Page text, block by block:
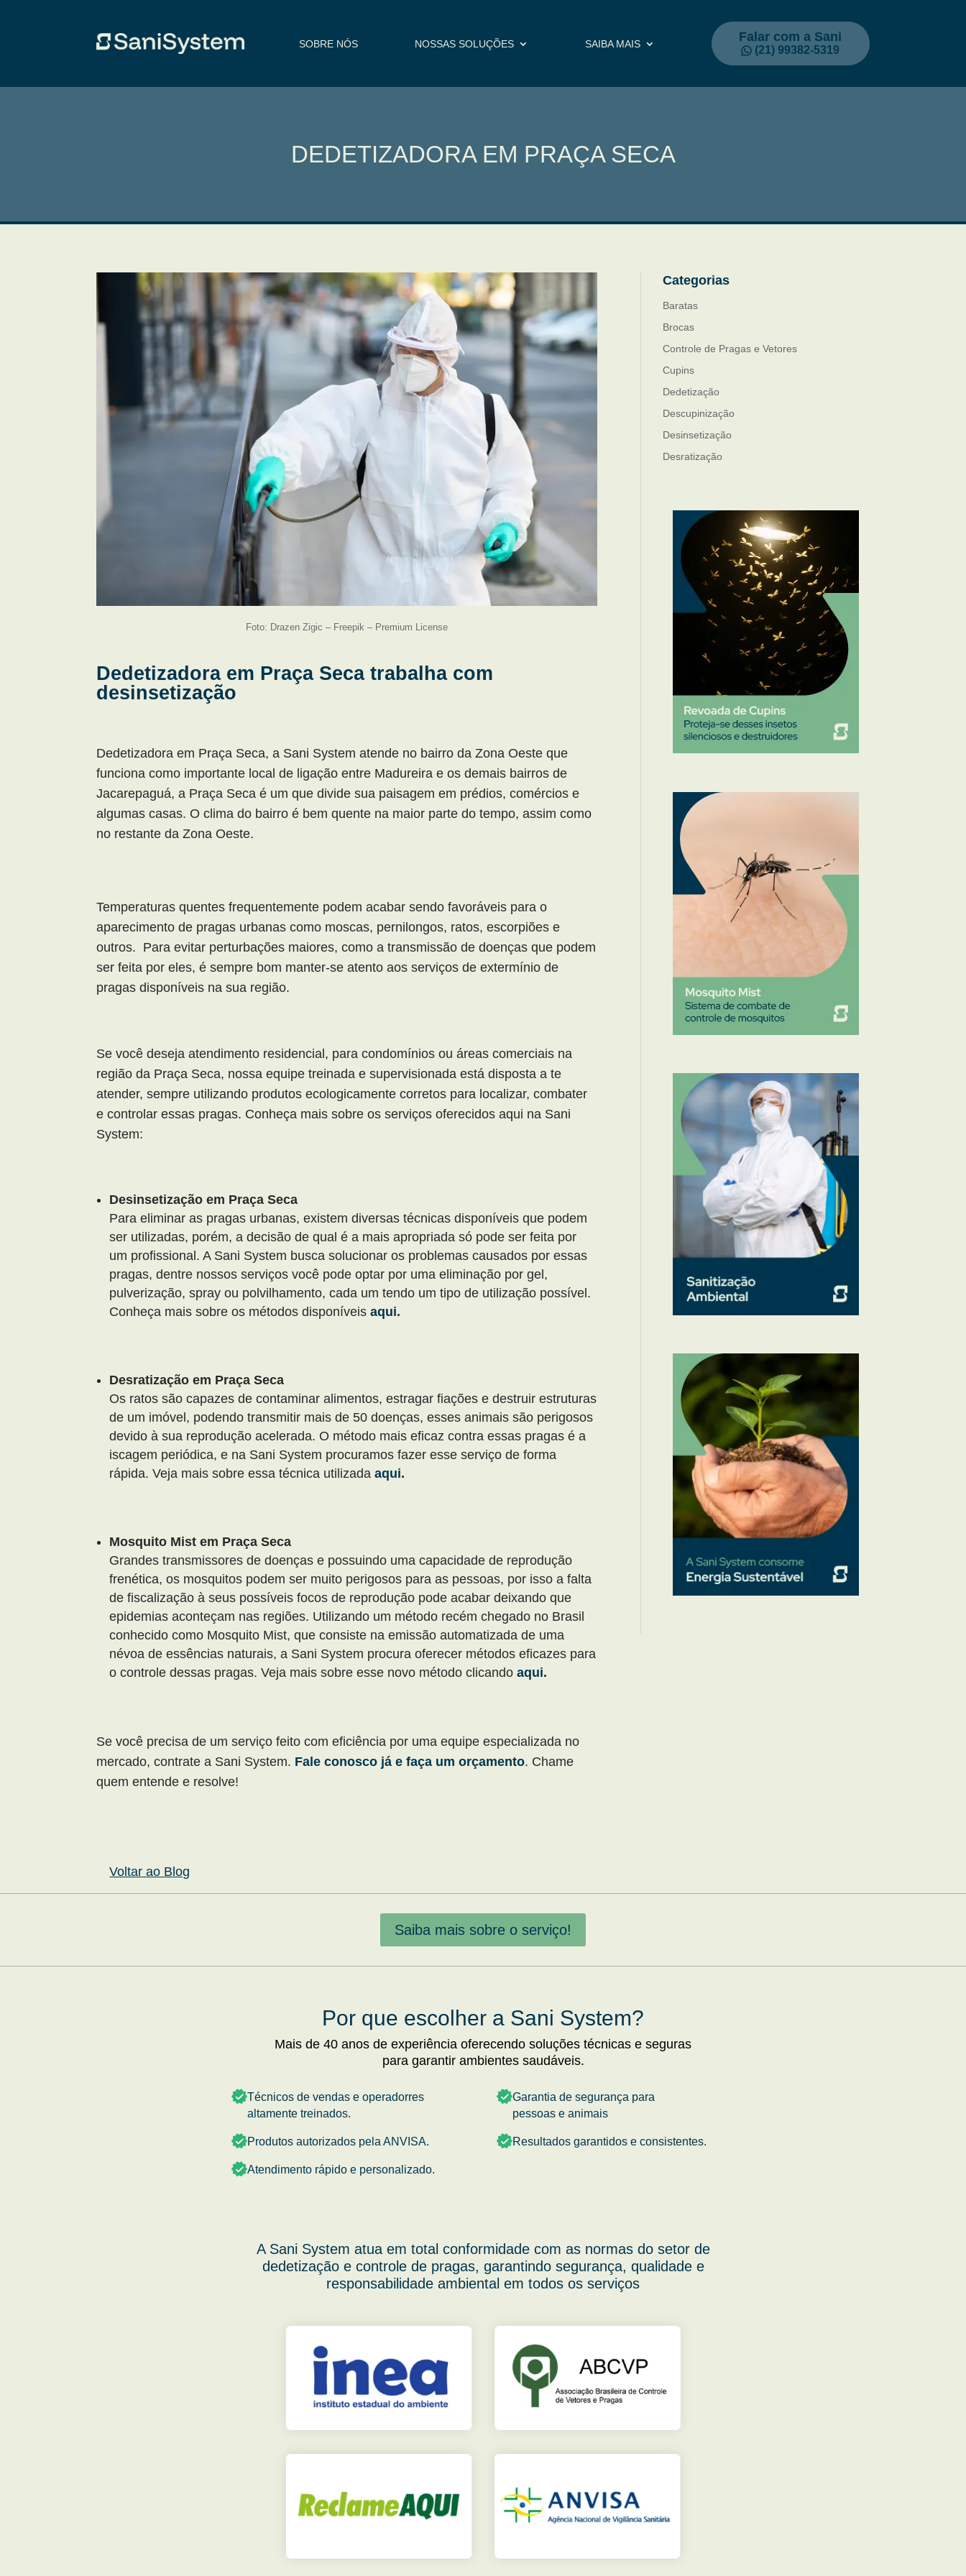
SOBRE NÓS NOSSAS SOLUÇÕES SAIBA MAIS Falar com a Sani
(21) 99382-5319
DEDETIZADORA EM PRAÇA SECA
Foto: Drazen Zigic – Freepik – Premium License
Dedetizadora em Praça Seca trabalha com
desinsetização
Dedetizadora em Praça Seca, a Sani System atende no bairro da Zona Oeste que
funciona como importante local de ligação entre Madureira e os demais bairros de
Jacarepaguá, a Praça Seca é um que divide sua paisagem em prédios, comércios e
algumas casas. O clima do bairro é bem quente na maior parte do tempo, assim como
no restante da Zona Oeste.
Temperaturas quentes frequentemente podem acabar sendo favoráveis para o
aparecimento de pragas urbanas como moscas, pernilongos, ratos, escorpiões e
outros. Para evitar perturbações maiores, como a transmissão de doenças que podem
ser feita por eles, é sempre bom manter-se atento aos serviços de extermínio de
pragas disponíveis na sua região.
Se você deseja atendimento residencial, para condomínios ou áreas comerciais na
região da Praça Seca, nossa equipe treinada e supervisionada está disposta a te
atender, sempre utilizando produtos ecologicamente corretos para localizar, combater
e controlar essas pragas. Conheça mais sobre os serviços oferecidos aqui na Sani
System:
Desinsetização em Praça Seca
Para eliminar as pragas urbanas, existem diversas técnicas disponíveis que podem
ser utilizadas, porém, a decisão de qual é a mais apropriada só pode ser feita por
um profissional. A Sani System busca solucionar os problemas causados por essas
pragas, dentre nossos serviços você pode optar por uma eliminação por gel,
pulverização, spray ou polvilhamento, cada um tendo um tipo de utilização possível.
Conheça mais sobre os métodos disponíveisaqui.
Desratização em Praça Seca
Os ratos são capazes de contaminar alimentos, estragar fiações e destruir estruturas
de um imóvel, podendo transmitir mais de 50 doenças, esses animais são perigosos
devido à sua reprodução acelerada. O método mais eficaz contra essas pragas é a
iscagem periódica, e na Sani System procuramos fazer esse serviço de forma
rápida. Veja mais sobre essa técnica utilizadaaqui.
Mosquito Mist em Praça Seca
Grandes transmissores de doenças e possuindo uma capacidade de reprodução
frenética, os mosquitos podem ser muito perigosos para as pessoas, por isso a falta
de fiscalização à seus possíveis focos de reprodução pode acabar deixando que
epidemias aconteçam nas regiões. Utilizando um método recém chegado no Brasil
conhecido como Mosquito Mist, que consiste na emissão automatizada de uma
névoa de essências naturais, a Sani System procura oferecer métodos eficazes para
o controle dessas pragas. Veja mais sobre esse novo método clicandoaqui.
Se você precisa de um serviço feito com eficiência por uma equipe especializada no
mercado, contrate a Sani System. Fale conosco já e faça um orçamento. Chame
quem entende e resolve!
Categorias
Baratas
Brocas
Controle de Pragas e Vetores
Cupins
Dedetização
Descupinização
Desinsetização
Desratização
Mosquitos
Percevejo de Cama
Pulgas e Carrapatos
Ratos
Sanitização
Voltar ao Blog
Saiba mais sobre o serviço!
Por que escolher a Sani System?
Mais de 40 anos de experiência oferecendo soluções técnicas e seguras
para garantir ambientes saudáveis.
Técnicos de vendas e operadorres
altamente treinados.
Produtos autorizados pela ANVISA.
Atendimento rápido e personalizado.
Garantia de segurança para
pessoas e animais
Resultados garantidos e consistentes.
A Sani System atua em total conformidade com as normas do setor de
dedetização e controle de pragas, garantindo segurança, qualidade e
responsabilidade ambiental em todos os serviços